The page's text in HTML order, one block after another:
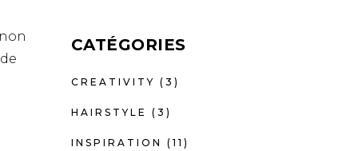
CATÉGORIES
CREATIVITY (3)
HAIRSTYLE (3)
INSPIRATION (11)